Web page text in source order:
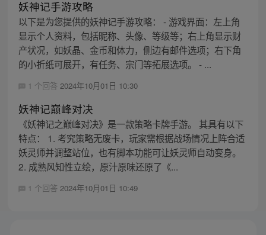
妖神记手游攻略
以下是为您提供的妖神记手游攻略： - 游戏界面：左上角
显示个人资料，包括昵称、头像、等级等；右上角显示财
产状况，如妖晶、金币和体力，侧边有邮件选项；右下角
的小折纸可展开，有任务、宗门等拓展选项。 - ...
1 个回答 2024年10月01日 10:30
妖神记巅峰对决
《妖神记之巅峰对决》是一款策略卡牌手游。 其具有以下
特点： 1. 考究策略无废卡，玩家需根据战场情况上阵合适
妖灵师并调整站位，也有脚本功能可让妖灵师自动变身。
2. 成熟风知性立绘，原汁原味还原了《...
1 个回答 2024年10月01日 10:49